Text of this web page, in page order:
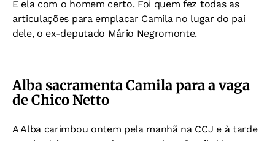
E ela com o homem certo. Foi quem fez todas as
articulações para emplacar Camila no lugar do pai
dele, o ex-deputado Mário Negromonte.
Alba sacramenta Camila para a vaga
de Chico Netto
A Alba carimbou ontem pela manhã na CCJ e à tarde